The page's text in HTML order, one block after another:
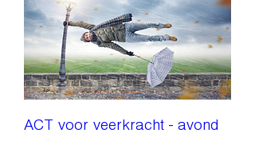
ACT voor veerkracht - avond